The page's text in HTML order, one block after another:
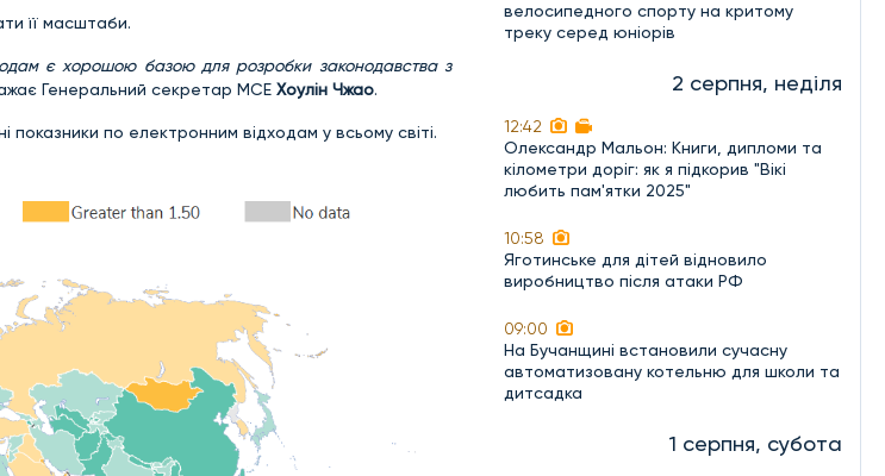
її масштаби.
є хорошою базою для розробки законодавства з
Генеральний секретар МСЕ Хоулін Чжао.
по електронним відходам у всьому світі.
велосипедного спорту на критому
треку серед юніорів
2 серпня, неділя
12:42
Олександр Мальон: Книги, дипломи та
кілометри доріг: як я підкорив "Вікі
любить пам'ятки 2025"
10:58
Яготинське для дітей відновило
виробництво після атаки РФ
09:00
На Бучанщині встановили сучасну
автоматизовану котельню для школи та
дитсадка
1 серпня, субота